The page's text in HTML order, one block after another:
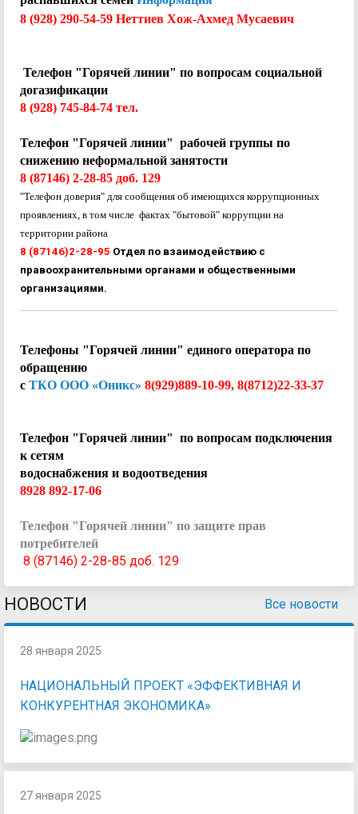
8 (928) 290-54-59 Неттиев Хож-Ахмед Мусаевич
Телефон "Горячей линии" по вопросам социальной
догазификации
8 (928) 745-84-74 тел.
Телефон "Горячей линии" рабочей группы по
снижению неформальной занятости
8 (87146) 2-28-85 доб. 129
"Телефон доверия" для сообщения об имеющихся коррупционных
проявлениях, в том числе фактах "бытовой" коррупции на
территории района
8 (87146)2-28-95 Отдел по взаимодействию с
правоохранительными органами и общественными
организациями.
Телефоны "Горячей линии" единого оператора по
обращению
с ТКО ООО «Оникс» 8(929)889-10-99, 8(8712)22-33-37
Телефон "Горячей линии" по вопросам подключения
к сетям
водоснабжения и водоотведения
8928 892-17-06
Телефон "Горячей линии" по защите прав
потребителей
8 (87146) 2-28-85 доб. 129
НОВОСТИ Все новости
28 января 2025
НАЦИОНАЛЬНЫЙ ПРОЕКТ «ЭФФЕКТИВНАЯ И
КОНКУРЕНТНАЯ ЭКОНОМИКА»
27 января 2025